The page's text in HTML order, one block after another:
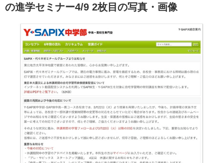
の進学セミナー4/9 2枚目の写真・画像